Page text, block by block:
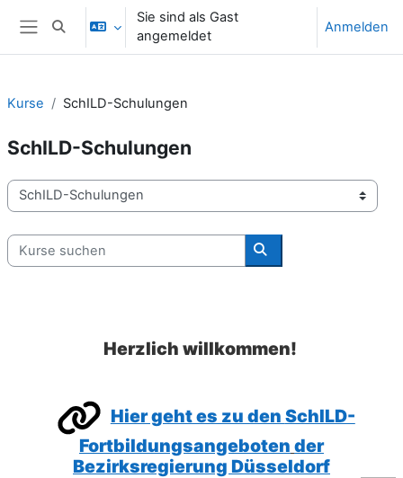
Zum Hauptinhalt
Website-Übersicht
Sucheingabe umschalten
Sie sind als Gast
angemeldet
Anmelden
Kurse SchILD-Schulungen
SchILD-Schulungen
Kursbereiche
Kurse suchen
Kurse suchen
Herzlich willkommen!
Hier geht es zu den SchILD-
Fortbildungsangeboten der
Bezirksregierung Düsseldorf